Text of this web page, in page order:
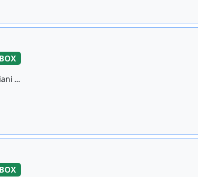
...